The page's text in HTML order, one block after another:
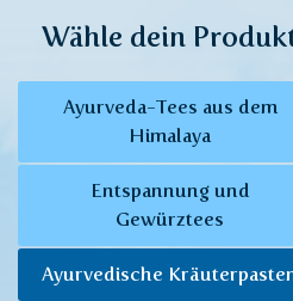
Wähle dein
Ayurveda-Tees aus dem
Himalaya
Entspannung und
Gewürztees
Ayurvedische